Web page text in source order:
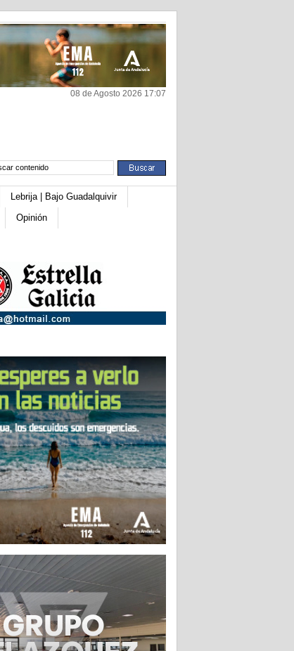
08 de Agosto 2026 17:07
Lebrija | Bajo Guadalquivir
Opinión